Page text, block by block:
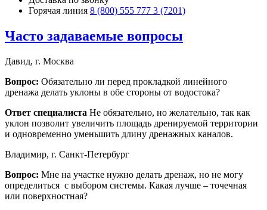
Горячая линия 8 (800) 555 777 3 (7201)
Часто задаваемые вопросы
Давид, г. Москва
Вопрос: Обязательно ли перед прокладкой линейного
дренажа делать уклоны в обе стороны от водостока?
Ответ специалиста Не обязательно, но желательно, так как
уклон позволит увеличить площадь дренируемой территории
и одновременно уменьшить длину дренажных каналов.
Владимир, г. Санкт-Петербург
Вопрос: Мне на участке нужно делать дренаж, но не могу
определиться с выбором системы. Какая лучше – точечная
или поверхностная?